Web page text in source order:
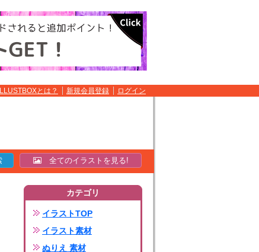
ILLUSTBOXとは？ 新規会員登録 ログイン
全てのイラストを見る!
カテゴリ
イラストTOP
イラスト素材
ぬりえ 素材